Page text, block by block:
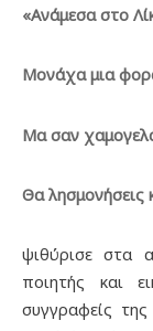
«Ανάμεσα στο
Μονάχα μια
Μα σαν
Θα λησμονήσεις
ψιθύρισε στα
ποιητής και
συγγραφείς